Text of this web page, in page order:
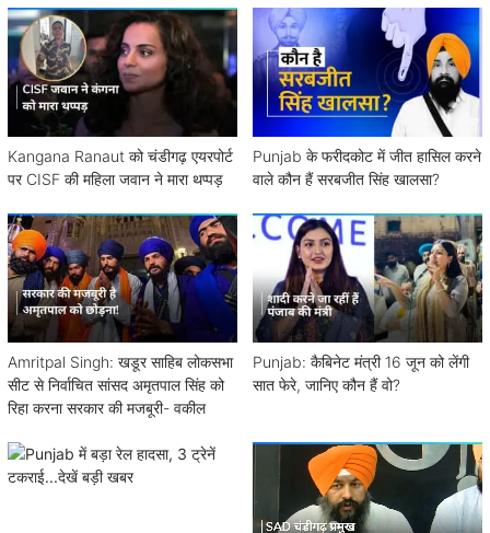
Kangana Ranaut को चंडीगढ़ एयरपोर्ट
पर CISF की महिला जवान ने मारा थप्पड़
Punjab के फरीदकोट में जीत हासिल करने
वाले कौन हैं सरबजीत सिंह खालसा?
Amritpal Singh: खडूर साहिब लोकसभा
सीट से निर्वाचित सांसद अमृतपाल सिंह को
रिहा करना सरकार की मजबूरी- वकील
Punjab: कैबिनेट मंत्री 16 जून को लेंगी
सात फेरे, जानिए कौन हैं वो?